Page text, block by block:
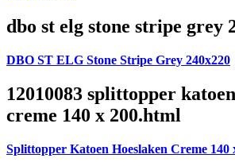
dbo st elg stone stripe grey
DBO ST ELG Stone Stripe Grey 240x220
12010083 splittopper
creme 140 x 200.html
Splittopper Katoen Hoeslaken Creme 140